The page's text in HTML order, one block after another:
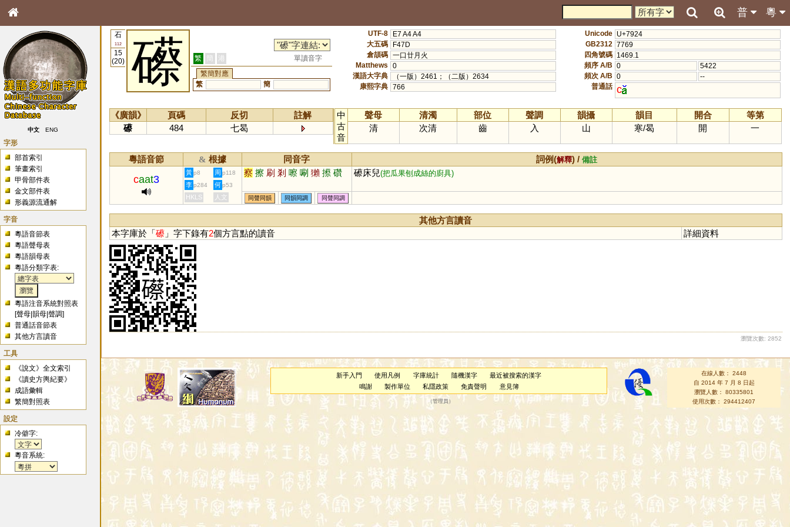
粵
普
中文 ENG
字形
部首索引
筆畫索引
甲骨部件表
金文部件表
形義源流通解
字音
粵語音節表
粵語聲母表
粵語韻母表
粵語分類字表:
粵語注音系統對照表
[聲母 |韻母 |聲調]
普通話音節表
其他方言讀音
工具
《說文》全文索引
《讀史方輿紀要》
成語彙輯
繁簡對照表
設定
冷僻字:
粵音系統:
石
112
15
(20)
礤 繁 簡 港
單讀音字
繁簡對應
繁
簡
UTF-8
E7 A4 A4
大五碼
F47D
倉頡碼 一口廿月火
Matthews
0
漢語大字典
（一版）2461；（二版）2634
康熙字典 766
Unicode U+7924
GB2312 7769
四角號碼 1469.1
頻序 A/B 0
5422
頻次 A/B 0
--
普通話 c
《廣韻》 頁碼 反切
註解
礤
484 七曷
中
古
音
聲母 清濁 部位 聲調 韻攝 韻目 開合
等第
清
次清 齒 入 山 寒/曷 開 一
粵語音節 & 根據 同音字 詞例(解釋) /備註
caat3
黃 p8 周 p118 察 擦 刷 剎 嚓 唰 獺 攃 礸 礤床兒(把瓜果刨成絲的廚具)
李 p284 何 p53
HKLS 人文 同聲同韻 同韻同調 同聲同調
其他方言讀音
本字庫於「礤」字下錄有2個方言點的讀音 詳細資料
瀏覽次數: 2852
新手入門 使用凡例 字庫統計 隨機漢字
最近被搜索的漢字
鳴謝
製作單位 私隱政策 免責聲明 意見簿
（管理員 ）
在線人數： 2448
自 2014 年 7 月 8 日起
瀏覽人數： 80335801
使用次數： 294412407